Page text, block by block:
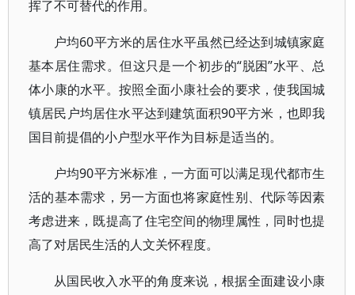
挥了不可替代的作用。
户均60平方米的居住水平虽然已经达到城镇家庭
基本居住需求。但这只是一个初步的“脱困”水平、总
体小康的水平。按照全面小康社会的要求，使我国城
镇居民户均居住水平达到建筑面积90平方米，也即我
国目前提倡的小户型水平作为目标是适当的。
户均90平方米标准，一方面可以满足现代都市生
活的基本需求，另一方面也将家庭性别、代际等因素
考虑进来，既提高了住宅空间的物理属性，同时也提
高了对居民生活的人文关怀程度。
从国民收入水平的角度来说，根据全面建设小康